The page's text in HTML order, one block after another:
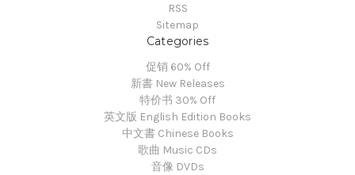
RSS
Sitemap
Categories
促销 60% Off
新書 New Releases
特价书 30% Off
英文版 English Edition Books
中文書 Chinese Books
歌曲 Music CDs
音像 DVDs